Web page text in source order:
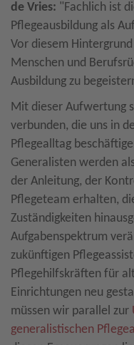
de Vries: "Fachlich ist
Pflegeausbildung als
Vor diesem
Menschen und
Ausbildung zu
Mit dieser Aufwertung
verbunden, die uns in
Pflegealltag
Generalisten werden
der Anleitung, der
Pflegeteam erhalten,
Zuständigkeiten
Aufgabenspektrum
zukünftigen
Pflegehilfskräften für
Einrichtungen neu
müssen wir parallel zur
generalistischen